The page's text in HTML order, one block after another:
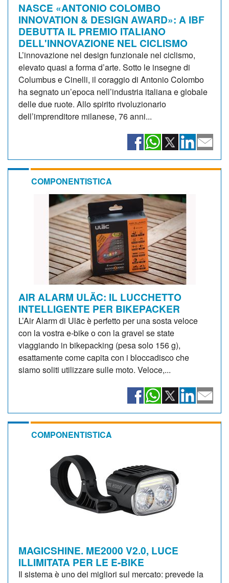
NASCE «ANTONIO COLOMBO
INNOVATION & DESIGN AWARD»: A IBF
DEBUTTA IL PREMIO ITALIANO
DELL'INNOVAZIONE NEL CICLISMO
L’innovazione nel design funzionale nel ciclismo,
elevato quasi a forma d’arte. Sotto le insegne di
Columbus e Cinelli, il coraggio di Antonio Colombo
ha segnato un’epoca nell’industria italiana e globale
delle due ruote. Allo spirito rivoluzionario
dell’imprenditore milanese, 76 anni...
COMPONENTISTICA
AIR ALARM ULÄC: IL LUCCHETTO
INTELLIGENTE PER BIKEPACKER
L’Air Alarm di Uläc è perfetto per una sosta veloce
con la vostra e-bike o con la gravel se state
viaggiando in bikepacking (pesa solo 156 g),
esattamente come capita con i bloccadisco che
siamo soliti utilizzare sulle moto. Veloce,...
COMPONENTISTICA
MAGICSHINE. ME2000 V2.0, LUCE
ILLIMITATA PER LE E-BIKE
Il sistema è uno dei migliori sul mercato: prevede la